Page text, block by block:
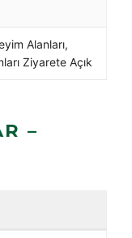
Alanları,
Ziyarete Açık
–